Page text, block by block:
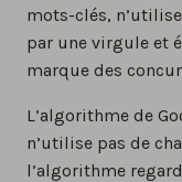
mots-clés,
par une virgule et
marque des
L’algorithme de
n’utilise pas de
l’algorithme